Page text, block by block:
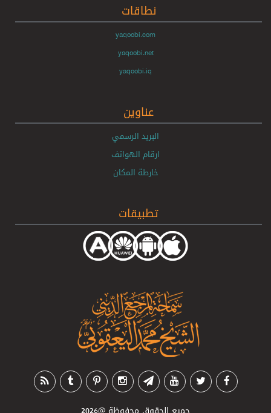
نطاقات
yaqoobi.com
yaqoobi.net
yaqoobi.iq
عناوين
البريد الرسمي
ارقام الهواتف
خارطة المكان
تطبيقات